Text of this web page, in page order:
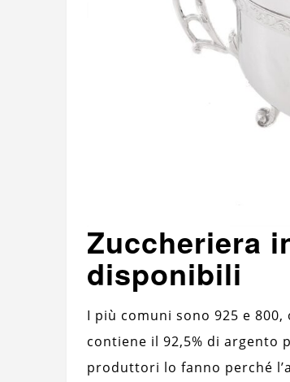
Zuccheriera
disponibili
I più comuni sono 925 e
contiene il 92,5% di argento
produttori lo fanno perché